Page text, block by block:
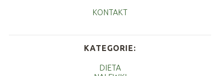
KONTAKT
KATEGORIE:
DIETA